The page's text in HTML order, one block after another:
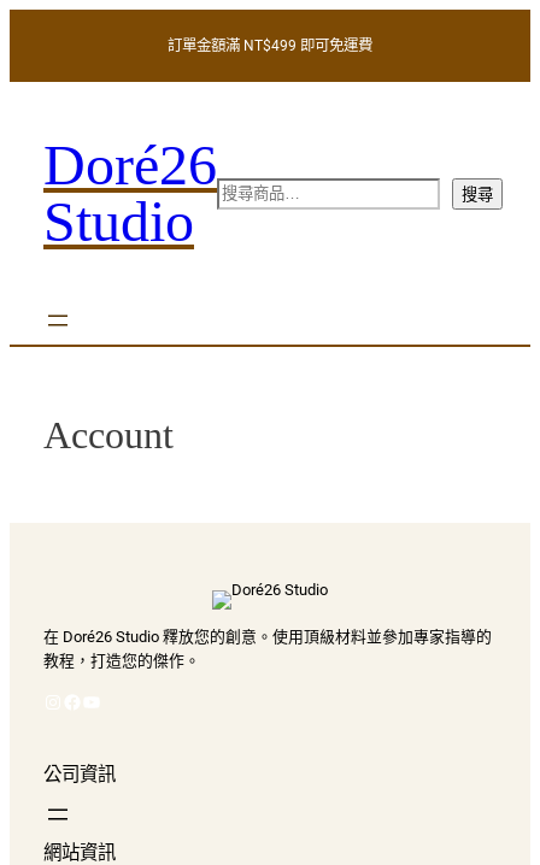
主
訂單金額滿 NT$499 即可免運費
Doré26
Studio
搜
搜尋
Account
在 Doré26 Studio 釋放您的創意。使用頂級材料並參加專家指導的
教程，打造您的傑作。
公司資訊
網站資訊